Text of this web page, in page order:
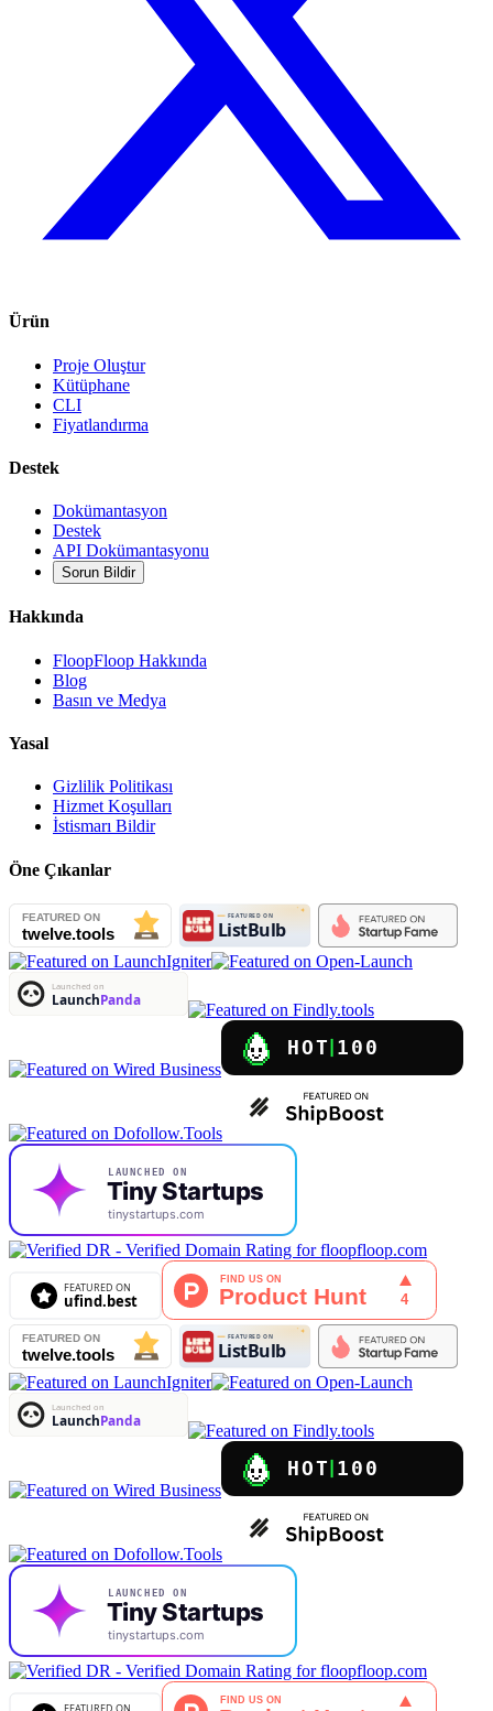
Ürün
Proje Oluştur
Kütüphane
CLI
Fiyatlandırma
Destek
Dokümantasyon
Destek
API Dokümantasyonu
Sorun Bildir
Hakkında
FloopFloop Hakkında
Blog
Basın ve Medya
Yasal
Gizlilik Politikası
Hizmet Koşulları
İstismarı Bildir
Öne Çıkanlar